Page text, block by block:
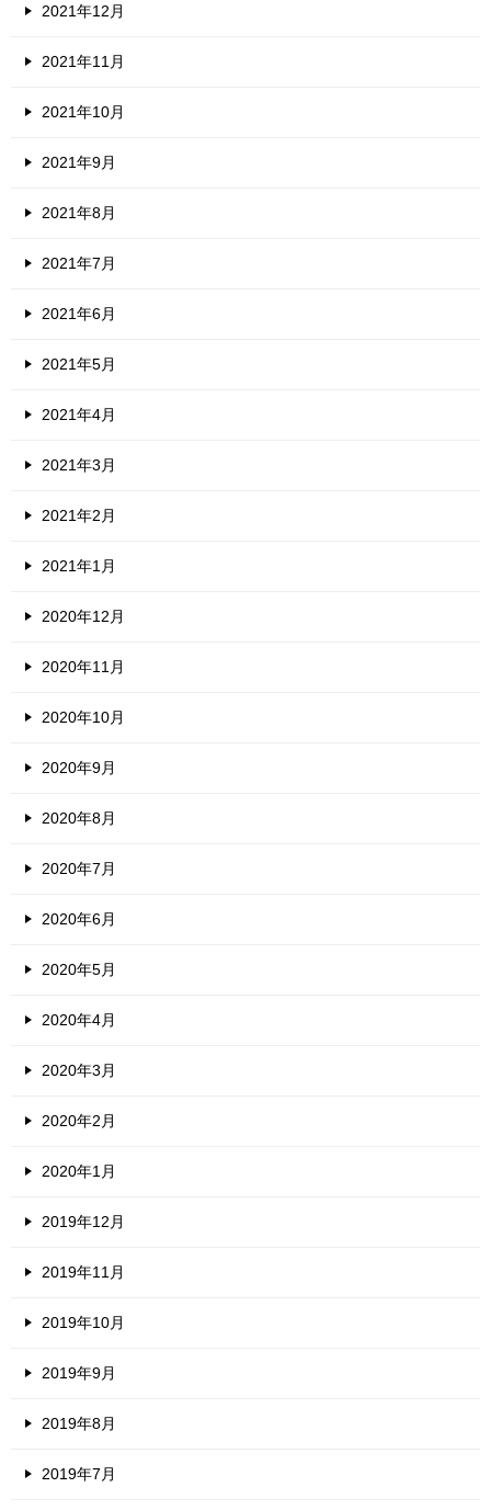
2021年12月
2021年11月
2021年10月
2021年9月
2021年8月
2021年7月
2021年6月
2021年5月
2021年4月
2021年3月
2021年2月
2021年1月
2020年12月
2020年11月
2020年10月
2020年9月
2020年8月
2020年7月
2020年6月
2020年5月
2020年4月
2020年3月
2020年2月
2020年1月
2019年12月
2019年11月
2019年10月
2019年9月
2019年8月
2019年7月